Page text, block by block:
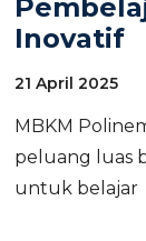
Inovatif
21 April 2025
MBKM
peluang luas
untuk belajar